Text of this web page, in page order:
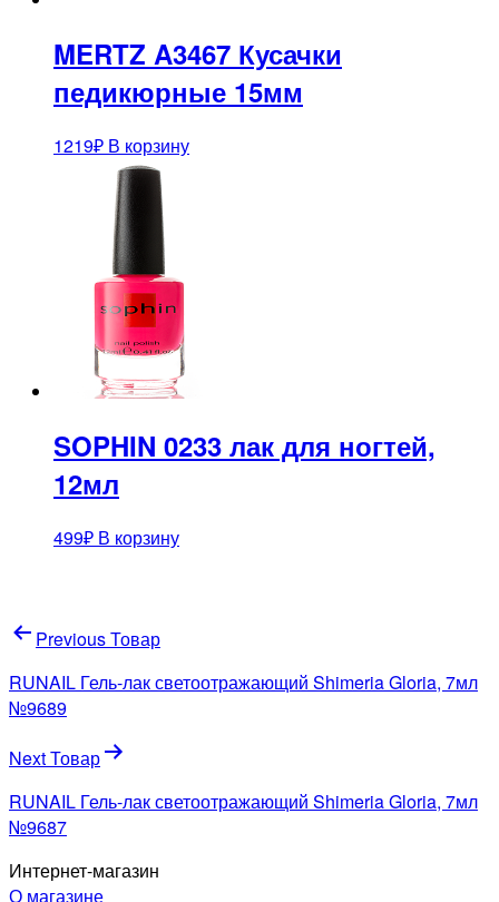
MERTZ A3467 Кусачки
педикюрные 15мм
1219₽ В корзину
SOPHIN 0233 лак для ногтей,
12мл
499₽ В корзину
Навигация
по
записям
Previous Товар
RUNAIL Гель-лак светоотражающий Shimeria Gloria, 7мл
№9689
Next Товар
RUNAIL Гель-лак светоотражающий Shimeria Gloria, 7мл
№9687
Интернет-магазин
О магазине